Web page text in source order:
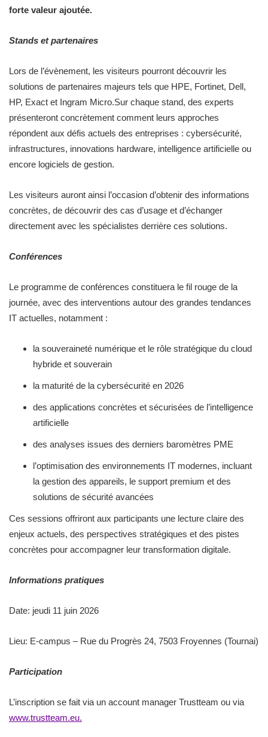
forte valeur ajoutée.
Stands et partenaires
Lors de l’évènement, les visiteurs pourront découvrir les
solutions de partenaires majeurs tels que HPE, Fortinet, Dell,
HP, Exact et Ingram Micro.Sur chaque stand, des experts
présenteront concrètement comment leurs approches
répondent aux défis actuels des entreprises : cybersécurité,
infrastructures, innovations hardware, intelligence artificielle ou
encore logiciels de gestion.
Les visiteurs auront ainsi l’occasion d’obtenir des informations
concrètes, de découvrir des cas d’usage et d’échanger
directement avec les spécialistes derrière ces solutions.
Conférences
Le programme de conférences constituera le fil rouge de la
journée, avec des interventions autour des grandes tendances
IT actuelles, notamment :
la souveraineté numérique et le rôle stratégique du cloud
hybride et souverain
la maturité de la cybersécurité en 2026
des applications concrètes et sécurisées de l’intelligence
artificielle
des analyses issues des derniers baromètres PME
l’optimisation des environnements IT modernes, incluant
la gestion des appareils, le support premium et des
solutions de sécurité avancées
Ces sessions offriront aux participants une lecture claire des
enjeux actuels, des perspectives stratégiques et des pistes
concrètes pour accompagner leur transformation digitale.
Informations pratiques
Date: jeudi 11 juin 2026
Lieu: E-campus – Rue du Progrès 24, 7503 Froyennes (Tournai)
Participation
L’inscription se fait via un account manager Trustteam ou via
www.trustteam.eu.